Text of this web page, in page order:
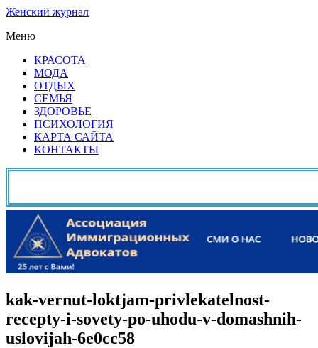
Женский журнал
Меню
КРАСОТА
МОДА
ОТДЫХ
СЕМЬЯ
ЗДОРОВЬЕ
ПСИХОЛОГИЯ
КАРТА САЙТА
КОНТАКТЫ
kak-vernut-loktjam-privlekatelnost-
recepty-i-sovety-po-uhodu-v-domashnih-
uslovijah-6e0cc58